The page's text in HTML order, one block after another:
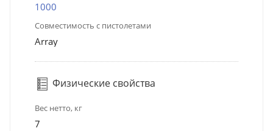
1000
Совместимость с пистолетами
Array
Физические свойства
Вес нетто, кг
7